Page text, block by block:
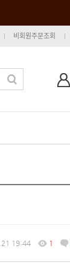
비회원주문조회
19:44 1